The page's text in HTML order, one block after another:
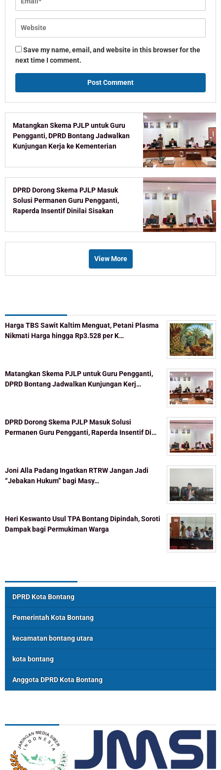
Save my name, email, and website in this browser for the
next time I comment.
Matangkan Skema PJLP untuk Guru
Pengganti, DPRD Bontang Jadwalkan
Kunjungan Kerja ke Kementerian
DPRD Dorong Skema PJLP Masuk
Solusi Permanen Guru Pengganti,
Raperda Insentif Dinilai Sisakan
View More
Harga TBS Sawit Kaltim Menguat, Petani Plasma
Nikmati Harga hingga Rp3.528 per K…
Matangkan Skema PJLP untuk Guru Pengganti,
DPRD Bontang Jadwalkan Kunjungan Kerj…
DPRD Dorong Skema PJLP Masuk Solusi
Permanen Guru Pengganti, Raperda Insentif Di…
Joni Alla Padang Ingatkan RTRW Jangan Jadi
“Jebakan Hukum” bagi Masy…
Heri Keswanto Usul TPA Bontang Dipindah, Soroti
Dampak bagi Permukiman Warga
DPRD Kota Bontang
Pemerintah Kota Bontang
kecamatan bontang utara
kota bontang
Anggota DPRD Kota Bontang